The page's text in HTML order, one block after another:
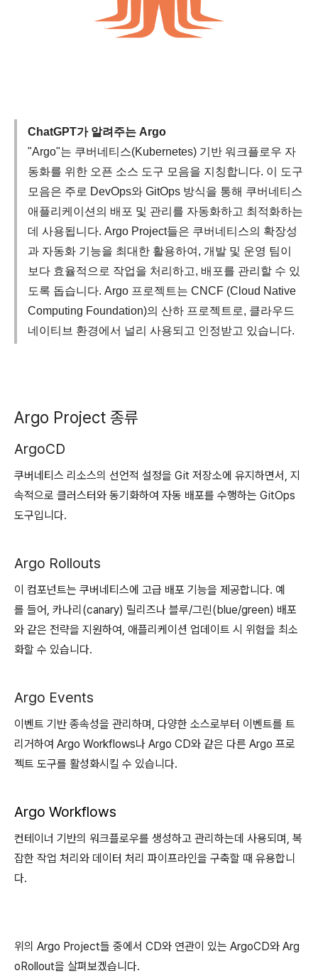
ChatGPT가 알려주는 Argo
"Argo"는 쿠버네티스(Kubernetes) 기반 워크플로우 자
동화를 위한 오픈 소스 도구 모음을 지칭합니다. 이 도구
모음은 주로 DevOps와 GitOps 방식을 통해 쿠버네티스
애플리케이션의 배포 및 관리를 자동화하고 최적화하는
데 사용됩니다. Argo Project들은 쿠버네티스의 확장성
과 자동화 기능을 최대한 활용하여, 개발 및 운영 팀이
보다 효율적으로 작업을 처리하고, 배포를 관리할 수 있
도록 돕습니다. Argo 프로젝트는 CNCF (Cloud Native
Computing Foundation)의 산하 프로젝트로, 클라우드
네이티브 환경에서 널리 사용되고 인정받고 있습니다.
Argo Project 종류
ArgoCD
쿠버네티스 리소스의 선언적 설정을 Git 저장소에 유지하면서, 지
속적으로 클러스터와 동기화하여 자동 배포를 수행하는 GitOps
도구입니다.
Argo Rollouts
이 컴포넌트는 쿠버네티스에 고급 배포 기능을 제공합니다. 예
를 들어, 카나리(canary) 릴리즈나 블루/그린(blue/green) 배포
와 같은 전략을 지원하여, 애플리케이션 업데이트 시 위험을 최소
화할 수 있습니다.
Argo Events
이벤트 기반 종속성을 관리하며, 다양한 소스로부터 이벤트를 트
리거하여 Argo Workflows나 Argo CD와 같은 다른 Argo 프로
젝트 도구를 활성화시킬 수 있습니다.
Argo Workflows
컨테이너 기반의 워크플로우를 생성하고 관리하는데 사용되며, 복
잡한 작업 처리와 데이터 처리 파이프라인을 구축할 때 유용합니
다.
위의 Argo Project들 중에서 CD와 연관이 있는 ArgoCD와 Arg
oRollout을 살펴보겠습니다.